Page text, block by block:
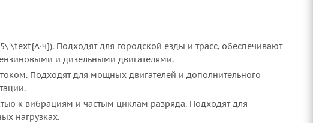
\text{А·ч}). Подходят для городской езды и трасс, обеспечивают
и дизельными двигателями.
Подходят для мощных двигателей и дополнительного
к вибрациям и частым циклам разряда. Подходят для
нагрузках.